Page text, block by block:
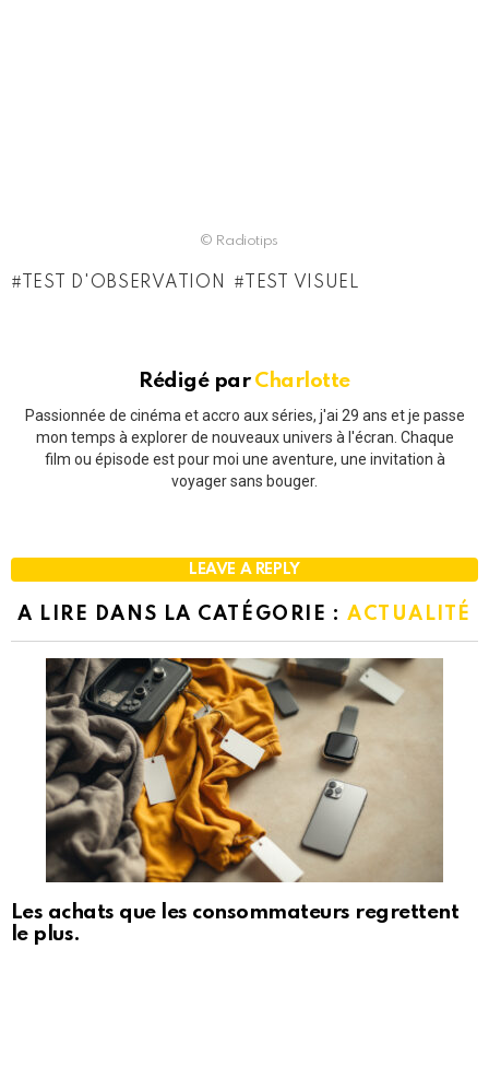
© Radiotips
TEST D'OBSERVATION TEST VISUEL
Rédigé par Charlotte
Passionnée de cinéma et accro aux séries, j'ai 29 ans et je passe
mon temps à explorer de nouveaux univers à l'écran. Chaque
film ou épisode est pour moi une aventure, une invitation à
voyager sans bouger.
LEAVE A REPLY
A LIRE DANS LA CATÉGORIE : ACTUALITÉ
Les achats que les consommateurs regrettent
le plus.